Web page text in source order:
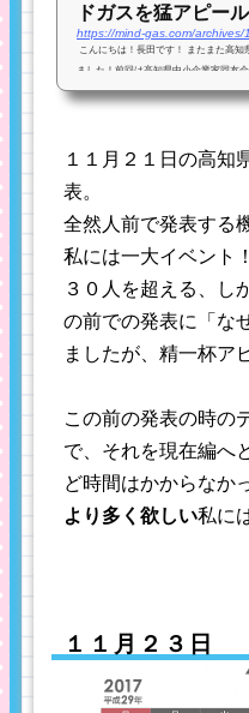
ドガスを猛アピール
https://mind-gas.com/archives/
こんにちは！長田です！ またまた高
ました！前回は高知県中小企業家同友
での発表でした。 前回の様子 マイン
１１月２１日の高知
表。
全然人前で発表する
私には一大イベント！
３０人を超える、し
の前での発表に「な
ましたが、精一杯ア
この前の発表の時の
で、それを現在編へ
ど時間はかからなか
より多く欲しい私に
１１月２３日